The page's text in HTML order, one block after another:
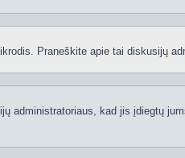
Praneškite apie tai diskusijų
administratoriaus, kad jis įdiegtų